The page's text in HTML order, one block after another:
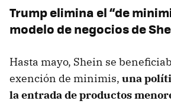
Trump elimina el “de
modelo de negocios de
Hasta mayo, Shein se
exención de minimis, una
la entrada de productos